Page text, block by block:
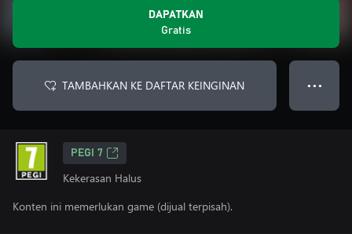
DAPATKAN
Gratis
TAMBAHKAN KE DAFTAR KEINGINAN ● ● ●
PEGI 7
Kekerasan Halus
Konten ini memerlukan game (dijual terpisah).